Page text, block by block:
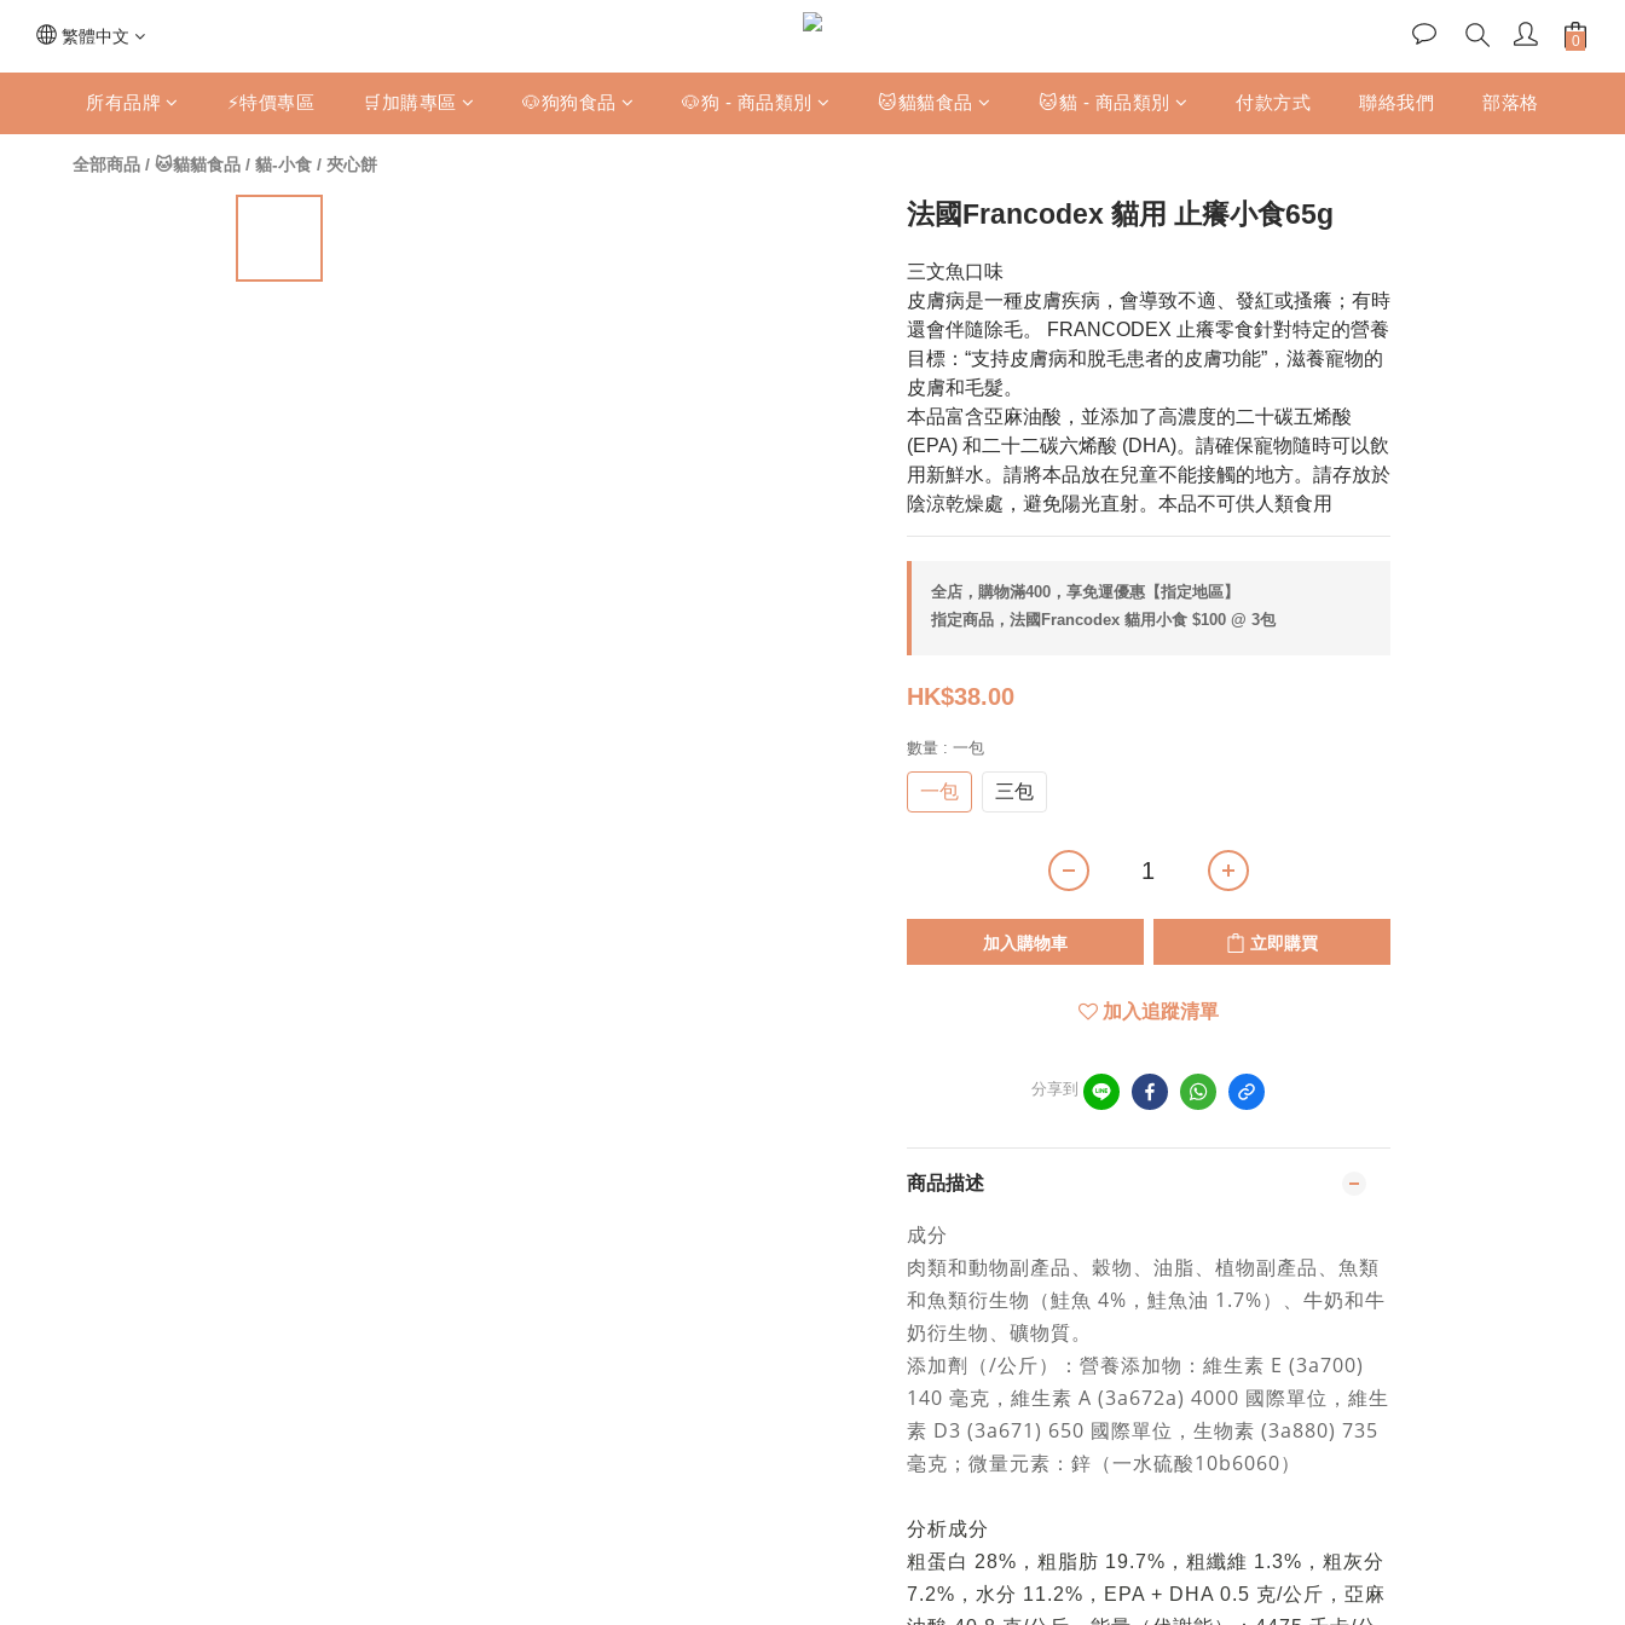
繁體中文
所有品牌 ⚡特價專區 🛒加購專區 🐶狗狗食品 🐶狗 - 商品類別 🐱貓貓食品 🐱貓 - 商品類別 付款方式 聯絡我們 部落格
全部商品 / 🐱貓貓食品 / 貓-小食 / 夾心餅
法國Francodex 貓用 止癢小食65g
三文魚口味
皮膚病是一種皮膚疾病，會導致不適、發紅或搔癢；有時
還會伴隨除毛。 FRANCODEX 止癢零食針對特定的營養
目標：“支持皮膚病和脫毛患者的皮膚功能”，滋養寵物的
皮膚和毛髮。
本品富含亞麻油酸，並添加了高濃度的二十碳五烯酸
(EPA) 和二十二碳六烯酸 (DHA)。請確保寵物隨時可以飲
用新鮮水。請將本品放在兒童不能接觸的地方。請存放於
陰涼乾燥處，避免陽光直射。本品不可供人類食用
全店，購物滿400，享免運優惠【指定地區】
指定商品，法國Francodex 貓用小食 $100 @ 3包
HK$38.00
數量 : 一包
一包 三包
加入購物車 立即購買
加入追蹤清單
分享到
商品描述
成分
肉類和動物副產品、穀物、油脂、植物副產品、魚類
和魚類衍生物（鮭魚 4%，鮭魚油 1.7%）、牛奶和牛
奶衍生物、礦物質。
添加劑（/公斤）：營養添加物：維生素 E (3a700)
140 毫克，維生素 A (3a672a) 4000 國際單位，維生
素 D3 (3a671) 650 國際單位，生物素 (3a880) 735
毫克；微量元素：鋅（一水硫酸10b6060）
分析成分
粗蛋白 28%，粗脂肪 19.7%，粗纖維 1.3%，粗灰分
7.2%，水分 11.2%，EPA + DHA 0.5 克/公斤，亞麻
立即購買